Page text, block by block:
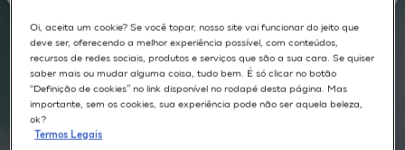
Procurar por :
TEXTO COMPLETO MODELOS APLICAÇÕES
AUTORES
Oi, aceita um cookie? Se você topar, nosso site vai funcionar do jeito que
deve ser, oferecendo a melhor experiência possível, com conteúdos,
recursos de redes sociais, produtos e serviços que são a sua cara. Se quiser
saber mais ou mudar alguma coisa, tudo bem. É só clicar no botão
“Definição de cookies” no link disponível no rodapé desta página. Mas
importante, sem os cookies, sua experiência pode não ser aquela beleza,
ok?
Termos Legais